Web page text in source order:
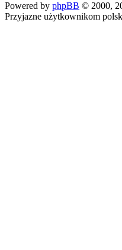
Powered by phpBB © 2000,
Przyjazne użytkownikom